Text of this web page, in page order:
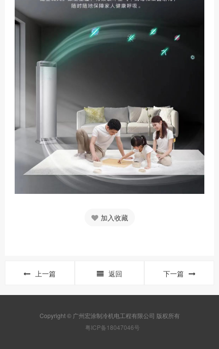
加入收藏
上一篇 返回 下一篇
Copyright © 广州宏涂制冷机电工程有限公司 版权所有
粤ICP备18047046号